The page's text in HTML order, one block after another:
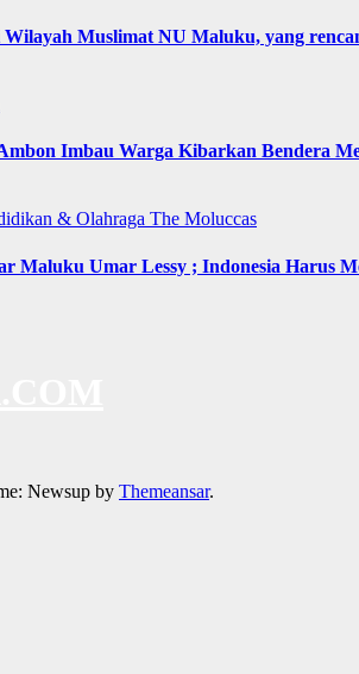
Muslimat NU Maluku, yang
Imbau Warga Kibarkan Bendera
& Olahraga The Moluccas
Umar Lessy ; Indonesia Harus
Newsup by Themeansar.